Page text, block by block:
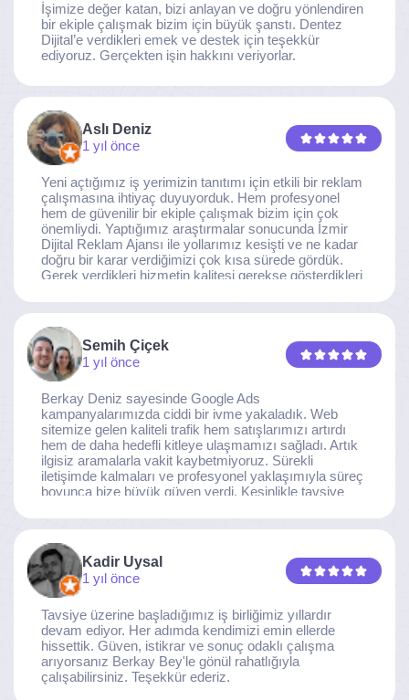
İşimize değer katan, bizi anlayan ve doğru yönlendiren
bir ekiple çalışmak bizim için büyük şanstı. Dentez
Dijital’e verdikleri emek ve destek için teşekkür
ediyoruz. Gerçekten işin hakkını veriyorlar.
Aslı Deniz
1 yıl önce
Yeni açtığımız iş yerimizin tanıtımı için etkili bir reklam
çalışmasına ihtiyaç duyuyorduk. Hem profesyonel
hem de güvenilir bir ekiple çalışmak bizim için çok
önemliydi. Yaptığımız araştırmalar sonucunda İzmir
Dijital Reklam Ajansı ile yollarımız kesişti ve ne kadar
doğru bir karar verdiğimizi çok kısa sürede gördük.
Gerek verdikleri hizmetin kalitesi gerekse gösterdikleri
noktaya ulaştı. Kaliteden asla taviz vermeyen, her
ekibine gönülden teşekkür ederiz.
Semih Çiçek
1 yıl önce
Berkay Deniz sayesinde Google Ads
kampanyalarımızda ciddi bir ivme yakaladık. Web
sitemize gelen kaliteli trafik hem satışlarımızı artırdı
hem de daha hedefli kitleye ulaşmamızı sağladı. Artık
ilgisiz aramalarla vakit kaybetmiyoruz. Sürekli
iletişimde kalmaları ve profesyonel yaklaşımıyla süreç
boyunca bize büyük güven verdi. Kesinlikle tavsiye
Kadir Uysal
1 yıl önce
Tavsiye üzerine başladığımız iş birliğimiz yıllardır
devam ediyor. Her adımda kendimizi emin ellerde
hissettik. Güven, istikrar ve sonuç odaklı çalışma
arıyorsanız Berkay Bey'le gönül rahatlığıyla
çalışabilirsiniz. Teşekkür ederiz.